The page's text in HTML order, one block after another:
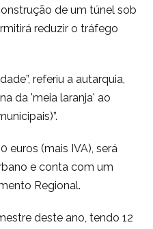
de um túnel sob
reduzir o tráfego
referiu a autarquia,
da 'meia laranja' ao
euros (mais IVA), será
e conta com um
Regional.
deste ano, tendo 12